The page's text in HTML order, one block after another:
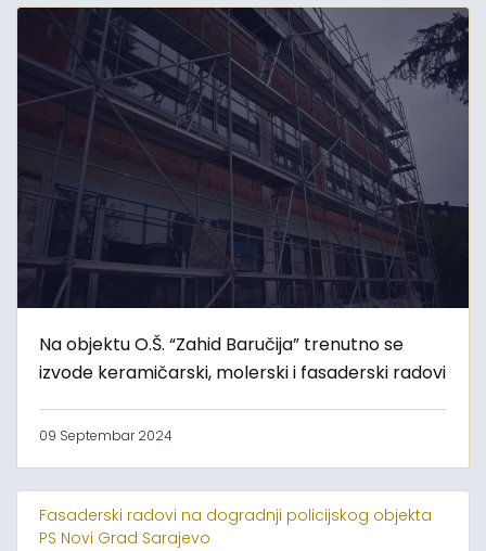
Na objektu O.Š. “Zahid Baručija” trenutno se
izvode keramičarski, molerski i fasaderski radovi
09 Septembar 2024
Fasaderski radovi na dogradnji policijskog objekta
PS Novi Grad Sarajevo